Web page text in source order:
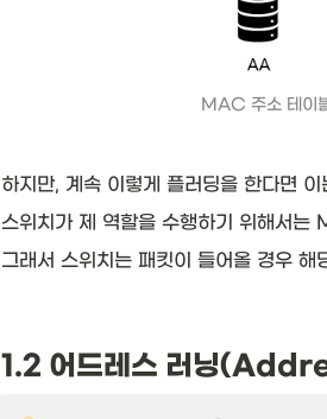
MAC 주소 테이
하지만, 계속 이렇게 플러딩을 한다면
스위치가 제 역할을 수행하기 위해서
그래서 스위치는 패킷이 들어올 경우
1.2 어드레스 러닝